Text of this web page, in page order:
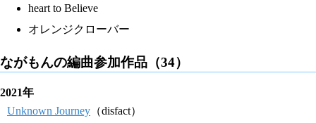
heart to Believe
オレンジクローバー
ながもんの編曲参加作品（34）
2021年
Unknown Journey （disfact）